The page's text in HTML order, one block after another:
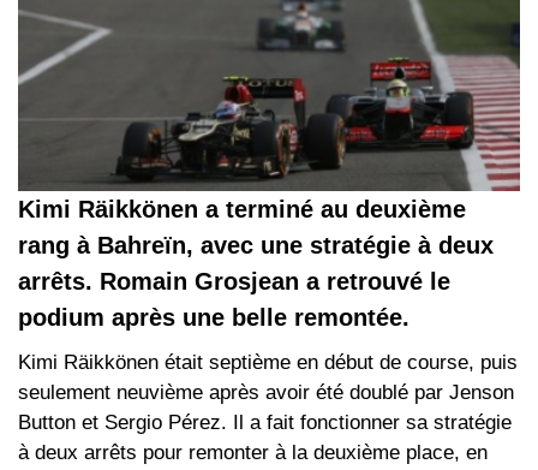
Kimi Räikkönen a terminé au deuxième
rang à Bahreïn, avec une stratégie à deux
arrêts. Romain Grosjean a retrouvé le
podium après une belle remontée.
Kimi Räikkönen était septième en début de course, puis
seulement neuvième après avoir été doublé par Jenson
Button et Sergio Pérez. Il a fait fonctionner sa stratégie
à deux arrêts pour remonter à la deuxième place, en